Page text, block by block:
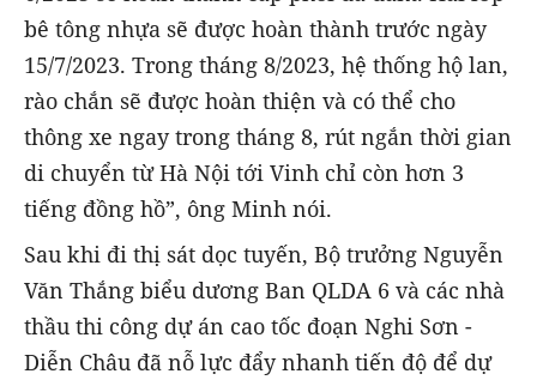
bê tông nhựa sẽ được hoàn thành trước ngày
15/7/2023. Trong tháng 8/2023, hệ thống hộ lan,
rào chắn sẽ được hoàn thiện và có thể cho
thông xe ngay trong tháng 8, rút ngắn thời gian
di chuyển từ Hà Nội tới Vinh chỉ còn hơn 3
tiếng đồng hồ”, ông Minh nói.
Sau khi đi thị sát dọc tuyến, Bộ trưởng Nguyễn
Văn Thắng biểu dương Ban QLDA 6 và các nhà
thầu thi công dự án cao tốc đoạn Nghi Sơn -
Diễn Châu đã nỗ lực đẩy nhanh tiến độ để dự